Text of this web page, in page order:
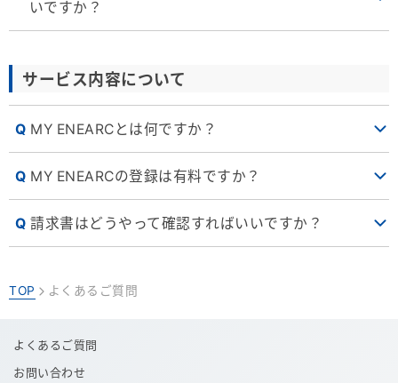
いですか？
サービス内容について
MY ENEARCとは何ですか？
MY ENEARCの登録は有料ですか？
請求書はどうやって確認すればいいですか？
TOP > よくあるご質問
よくあるご質問
お問い合わせ